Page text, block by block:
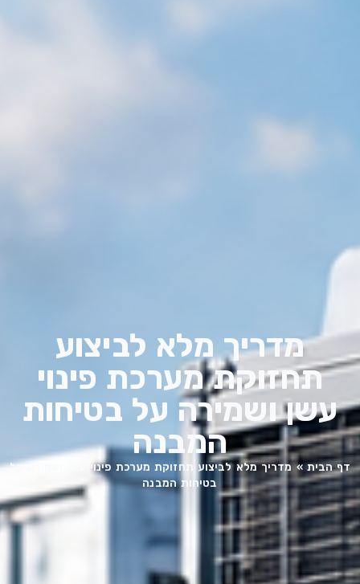
מדריך מלא לביצוע
תחזוקת מערכת פינוי
עשן ושמירה על בטיחות
המבנה
דף הבית»מדריך מלא לביצוע תחזוקת מערכת פינוי עשן ושמירה על
בטיחות המבנה